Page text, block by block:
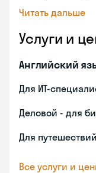
Читать дальше
Услуги и
Английский
Для ИТ-
Деловой - для
Для путешествий
Все услуги и